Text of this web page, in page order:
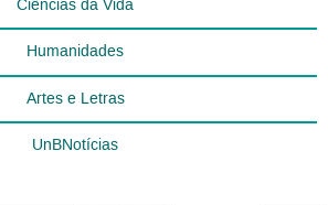
Ciências da Vida
Humanidades
Artes e Letras
UnBNotícias